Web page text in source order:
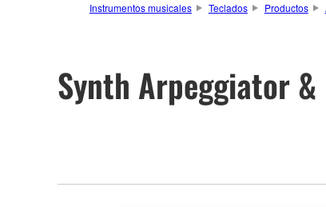
Instrumentos musicales Teclados Productos
Synth Arpeggiator &